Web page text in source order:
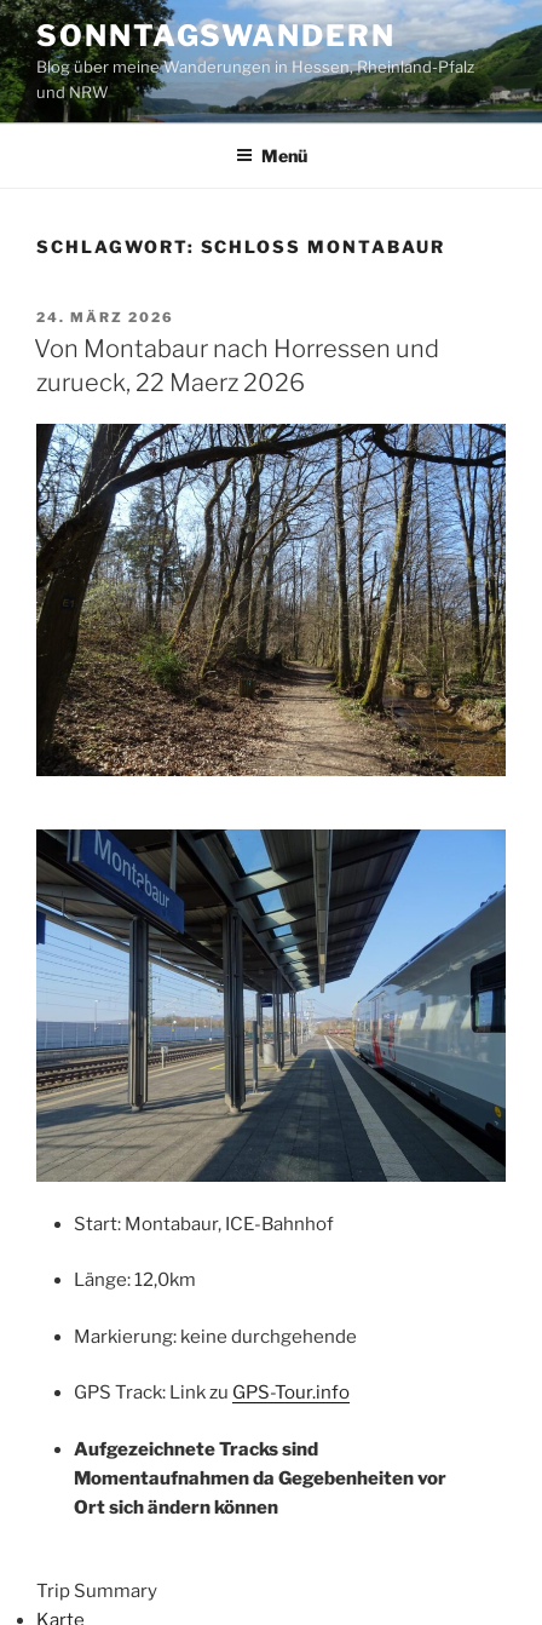
Zum
Inhalt
springen
SONNTAGSWANDERN
Blog über meine Wanderungen in Hessen, Rheinland-Pfalz
und NRW
Menü
SCHLAGWORT: SCHLOSS MONTABAUR
VERÖFFENTLICHT
AM
24. MÄRZ 2026
Von Montabaur nach Horressen und
zurueck, 22 Maerz 2026
Start: Montabaur, ICE-Bahnhof
Länge: 12,0km
Markierung: keine durchgehende
GPS Track: Link zu GPS-Tour.info
Aufgezeichnete Tracks sind
Momentaufnahmen da Gegebenheiten vor
Ort sich ändern können
Trip Summary
Karte